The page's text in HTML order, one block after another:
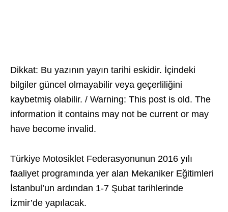
Dikkat: Bu yazının yayın tarihi eskidir. İçindeki
bilgiler güncel olmayabilir veya geçerliliğini
kaybetmiş olabilir. / Warning: This post is old. The
information it contains may not be current or may
have become invalid.
Türkiye Motosiklet Federasyonunun 2016 yılı
faaliyet programında yer alan Mekaniker Eğitimleri
İstanbul’un ardından 1-7 Şubat tarihlerinde
İzmir’de yapılacak.